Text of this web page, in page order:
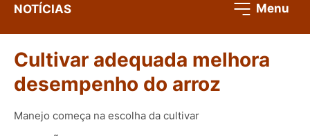
NOTÍCIAS Menu
Cultivar adequada melhora
desempenho do arroz
Manejo começa na escolha da cultivar